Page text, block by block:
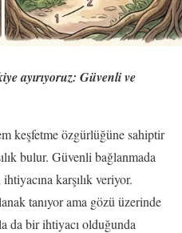
ayırıyoruz: Güvenli ve
keşfetme özgürlüğüne sahiptir
bulur. Güvenli bağlanmada
karşılık veriyor.
tanıyor ama gözü üzerinde
da bir ihtiyacı olduğunda